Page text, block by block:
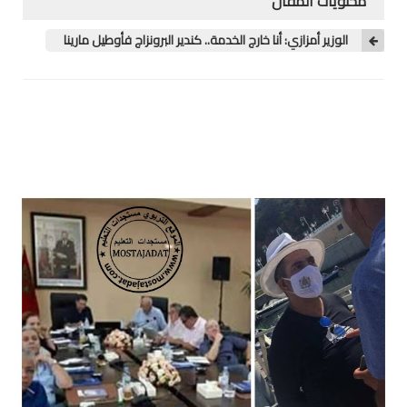
خدمات MGEN
جذاذات
المستوى الأول
المستوى الثاني
المستوى الثالث
الوزير أمزازي: أنا خارج الخدمة.. كندير البرونزاج فأوطيل مارينا